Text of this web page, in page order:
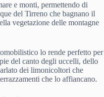
e monti, permettendo di
del Tirreno che bagnano il
vegetazione delle montagne
lo rende perfetto per
del canto degli uccelli, dello
dei limonicoltori che
che lo affiancano.